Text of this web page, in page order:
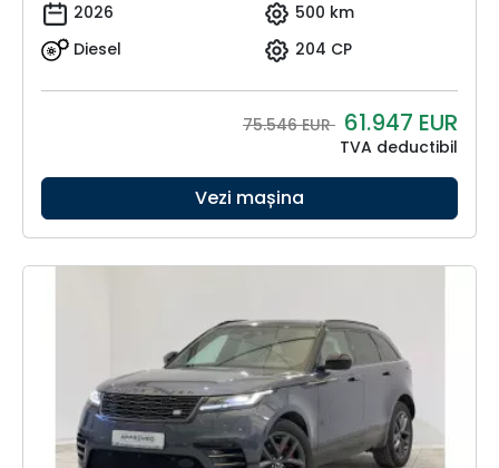
2026
500 km
Diesel
204 CP
75.546 EUR 61.947 EUR
TVA deductibil
Vezi mașina